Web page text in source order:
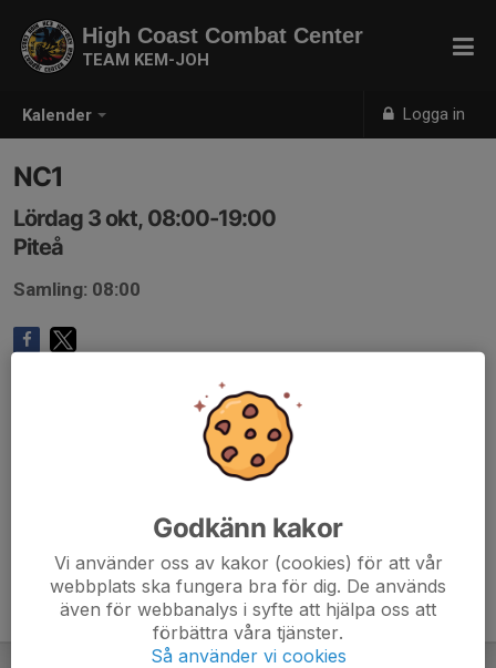
Kalender Logga in
High Coast Combat Center
TEAM KEM-JOH
NC1
Lördag 3 okt, 08:00-19:00
Piteå
Samling: 08:00
Godkänn kakor
Vi använder oss av kakor (cookies) för att vår
webbplats ska fungera bra för dig. De används
även för webbanalys i syfte att hjälpa oss att
förbättra våra tjänster.
Så använder vi cookies